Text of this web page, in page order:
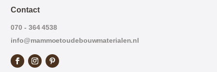
Contact
070 - 364 4538
info@mammoetoudebouwmaterialen.nl